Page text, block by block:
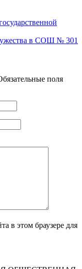
в СОШ № 301
поля
в этом браузере для